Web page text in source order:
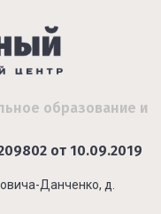
образование и
от 10.09.2019
Данченко, д.